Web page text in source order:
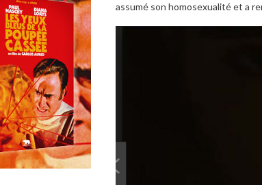
assumé son homosexualité et a